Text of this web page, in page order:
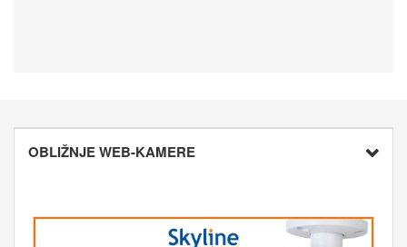
OBLIŽNJE WEB-KAMERE